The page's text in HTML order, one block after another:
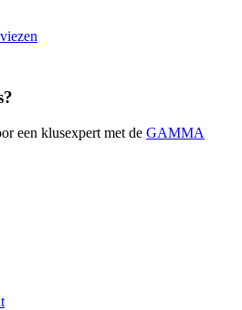
een klusexpert met de GAMMA